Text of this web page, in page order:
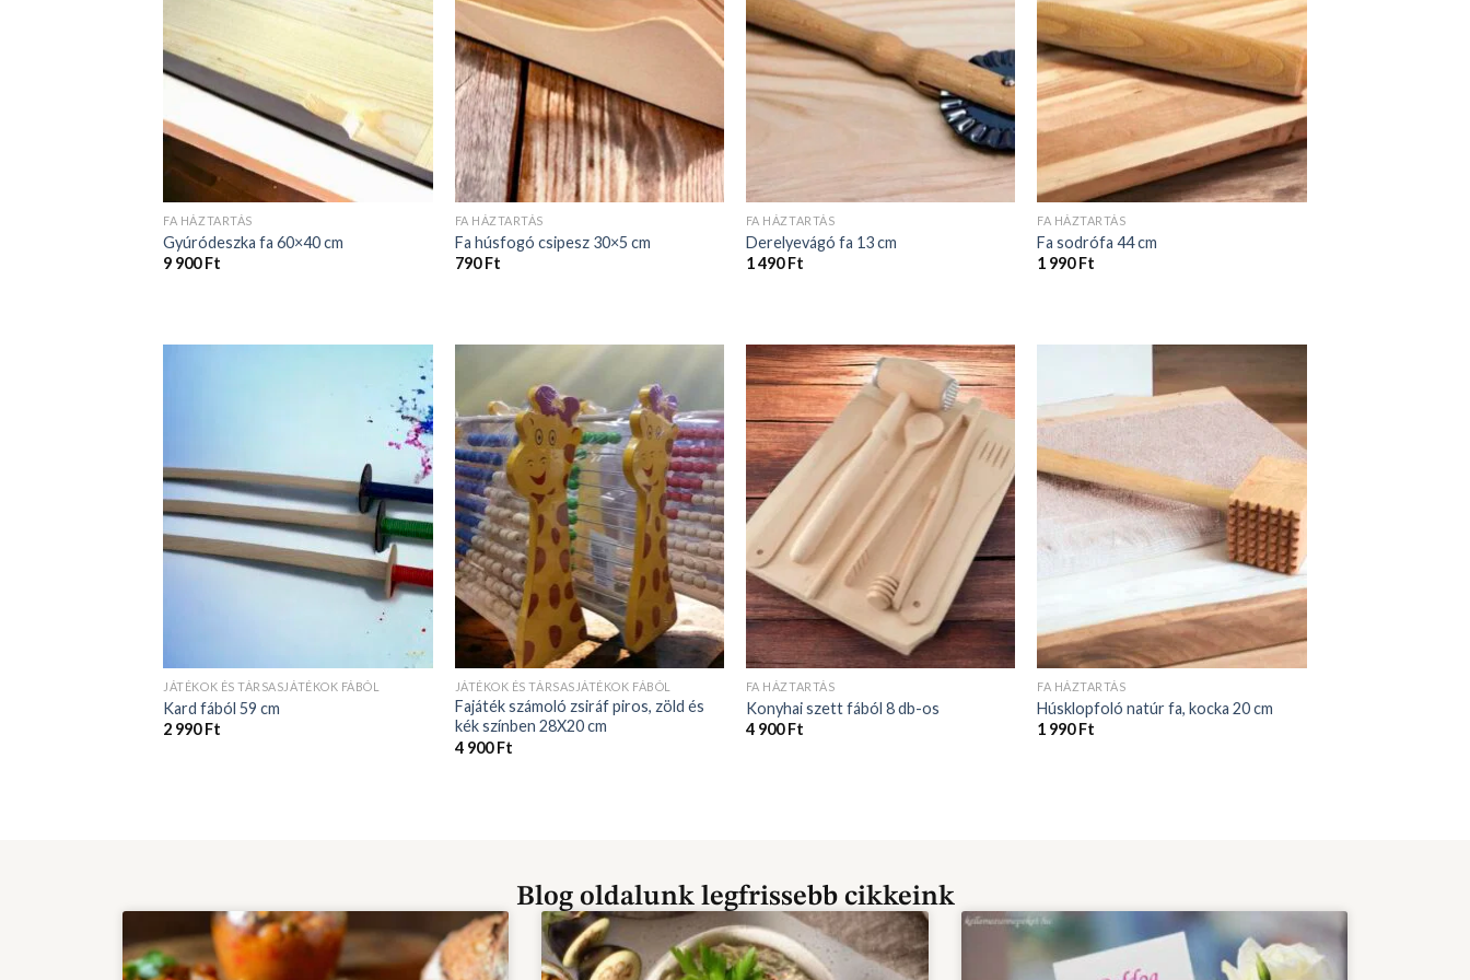
FA HÁZTARTÁS
Gyúródeszka fa 60×40 cm
9 900Ft
FA HÁZTARTÁS
Fa húsfogó csipesz 30×5 cm
790Ft
FA HÁZTARTÁS
Derelyevágó fa 13 cm
1 490Ft
FA HÁZTARTÁS
Fa sodrófa 44 cm
1 990Ft
JÁTÉKOK ÉS TÁRSASJÁTÉKOK FÁBÓL
Kard fából 59 cm
2 990Ft
JÁTÉKOK ÉS TÁRSASJÁTÉKOK FÁBÓL
Fajáték számoló zsiráf piros, zöld és
kék színben 28X20 cm
4 900Ft
FA HÁZTARTÁS
Konyhai szett fából 8 db-os
4 900Ft
FA HÁZTARTÁS
Húsklopfoló natúr fa, kocka 20 cm
1 990Ft
Blog oldalunk legfrissebb cikkeink